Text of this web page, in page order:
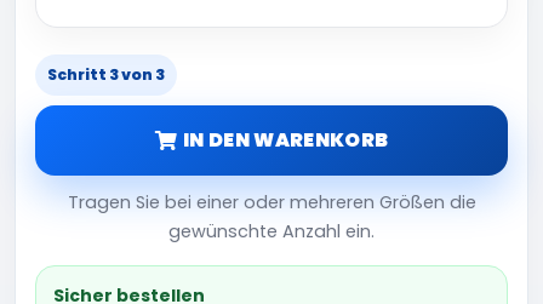
Schritt 3 von 3
IN DEN WARENKORB
Tragen Sie bei einer oder mehreren Größen die
gewünschte Anzahl ein.
Sicher bestellen